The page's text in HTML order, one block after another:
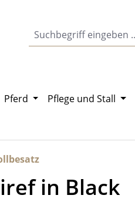
Pferd Pflege und Stall
in Black